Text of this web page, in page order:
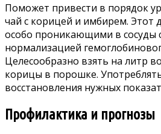
Поможет привести в порядок
чай с корицей и имбирем. Этот
особо проникающими в сосуды
нормализацией
Целесообразно взять на литр
корицы в порошке.
восстановления нужных
Профилактика и прогнозы